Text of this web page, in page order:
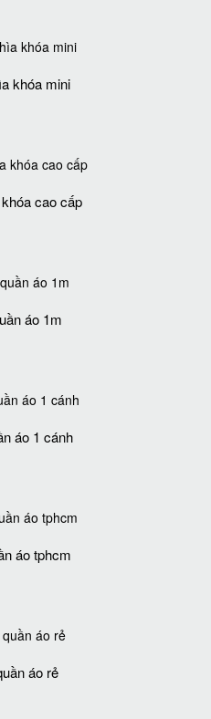
khóa mini
cao cấp
áo 1m
áo 1 cánh
áo tphcm
áo rẻ